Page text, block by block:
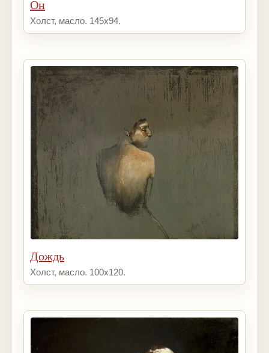
Он
Холст, масло. 145х94.
Дождь
Холст, масло. 100х120.